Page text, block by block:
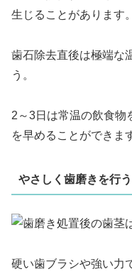
生じることがあります。
歯石除去直後は極端な
う。
2～3日は常温の飲食物
を早めることができま
やさしく歯磨きを行う
処置後の歯茎
硬い歯ブラシや強い力